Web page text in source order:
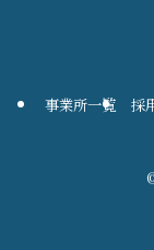
事業所一覧 採